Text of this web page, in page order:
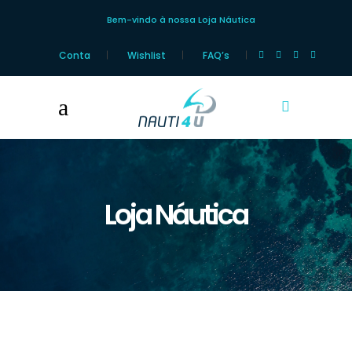
Bem-vindo à nossa Loja Náutica
Conta Wishlist FAQ’s
Loja Náutica